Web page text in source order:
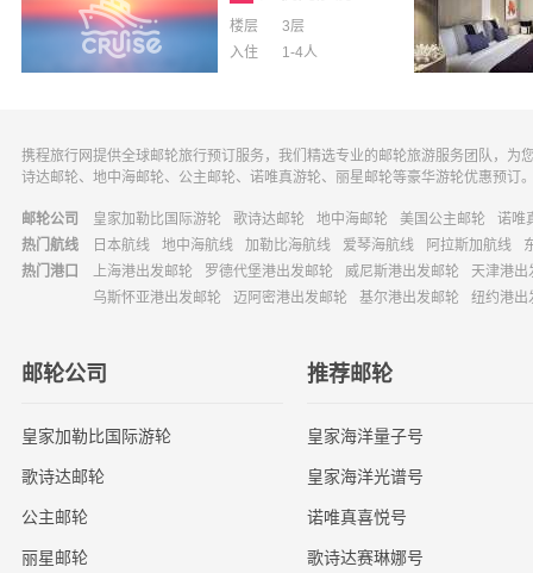
楼层
3层
入住
1-4人
携程旅行网提供全球邮轮旅行预订服务，我们精选专业的邮轮旅游服务团队，
诗达邮轮、地中海邮轮、公主邮轮、诺唯真游轮、丽星邮轮等豪华游轮优惠预订
邮轮公司 皇家加勒比国际游轮 歌诗达邮轮 地中海邮轮 美国公主邮轮
诺唯
热门航线
日本航线 地中海航线 加勒比海航线 爱琴海航线 阿拉斯加航线
热门港口
上海港出发邮轮 罗德代堡港出发邮轮 威尼斯港出发邮轮
天津港出
乌斯怀亚港出发邮轮
迈阿密港出发邮轮 基尔港出发邮轮 纽约港出
邮轮公司
皇家加勒比国际游轮
歌诗达邮轮
公主邮轮
丽星邮轮
推荐邮轮
皇家海洋量子号
皇家海洋光谱号
诺唯真喜悦号
歌诗达赛琳娜号